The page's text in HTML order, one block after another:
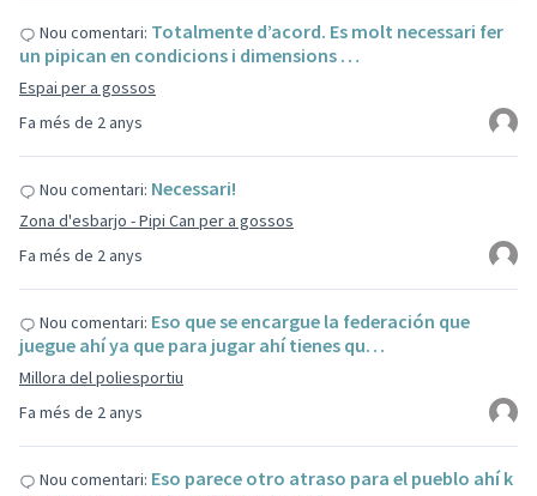
Fa més de 2 anys
Nou comentari: Totalmente d’acord. Es molt necessari fer
un pipican en condicions i dimensions …
Espai per a gossos
Fa més de 2 anys
Nou comentari: Necessari!
Zona d'esbarjo - Pipi Can per a gossos
Fa més de 2 anys
Nou comentari: Eso que se encargue la federación que
juegue ahí ya que para jugar ahí tienes qu…
Millora del poliesportiu
Nou comentari: Eso parece otro atraso para el pueblo ahí k